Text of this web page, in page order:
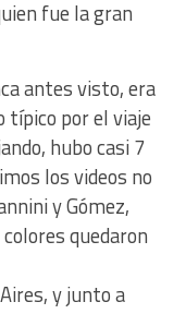
fue la gran
antes visto, era
típico por el viaje
hubo casi 7
los videos no
y Gómez,
quedaron
y junto a